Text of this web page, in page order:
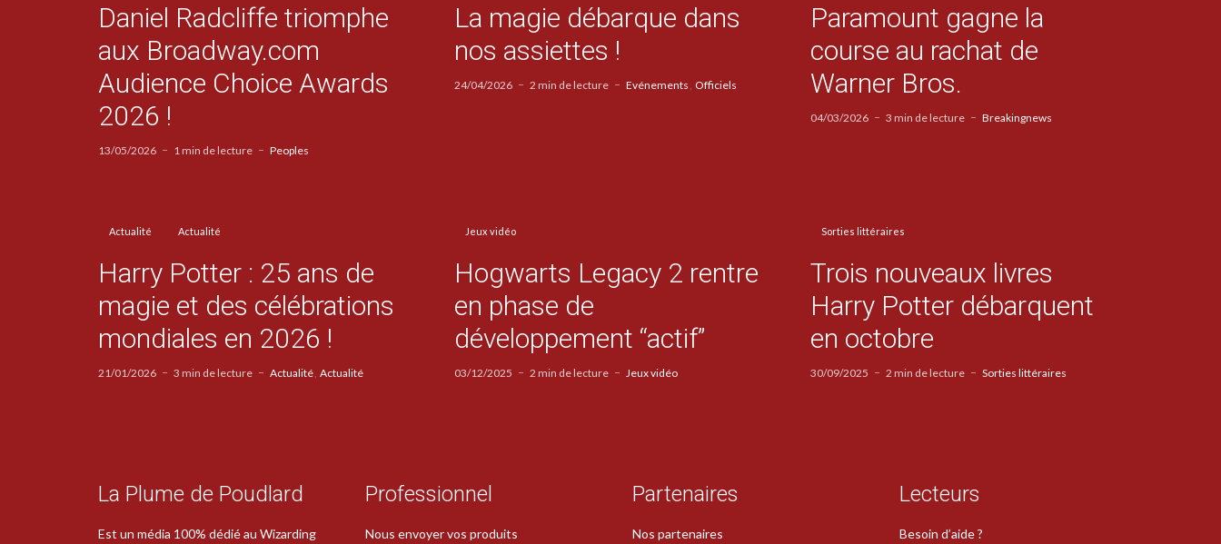
Daniel Radcliffe triomphe
aux Broadway.com
Audience Choice Awards
2026 !
13/05/2026 1 min de lecture Peoples
La magie débarque dans
nos assiettes !
24/04/2026 2 min de lecture Evénements Officiels
Paramount gagne la
course au rachat de
Warner Bros.
04/03/2026 3 min de lecture Breakingnews
Actualité Actualité
Harry Potter : 25 ans de
magie et des célébrations
mondiales en 2026 !
21/01/2026 3 min de lecture Actualité Actualité
Jeux vidéo
Hogwarts Legacy 2 rentre
en phase de
développement “actif”
03/12/2025 2 min de lecture Jeux vidéo
Sorties littéraires
Trois nouveaux livres
Harry Potter débarquent
en octobre
30/09/2025 2 min de lecture Sorties littéraires
La Plume de Poudlard
Est un média 100% dédié au Wizarding
Professionnel
Nous envoyer vos produits
Partenaires
Nos partenaires
Lecteurs
Besoin d’aide ?